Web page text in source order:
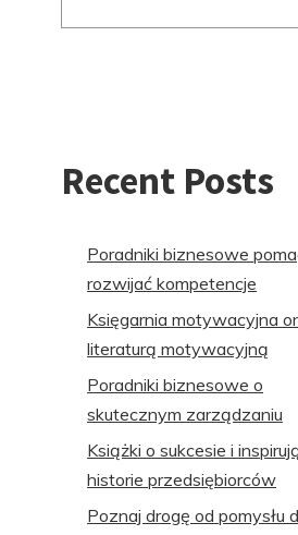
stopki
Recent Posts
Poradniki biznesowe
rozwijać kompetencje
Księgarnia motywacyjna
literaturą motywacyjną
Poradniki biznesowe o
skutecznym zarządzaniu
Książki o sukcesie i
historie przedsiębiorców
Poznaj drogę od pomysłu